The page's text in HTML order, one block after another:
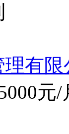
有限
元/